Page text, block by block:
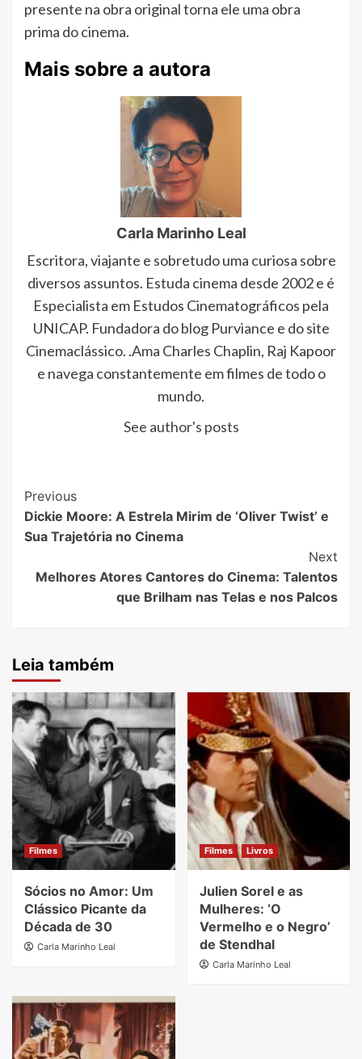
presente na obra original torna ele uma obra
prima do cinema.
Mais sobre a autora
Carla Marinho Leal
Escritora, viajante e sobretudo uma curiosa sobre
diversos assuntos. Estuda cinema desde 2002 e é
Especialista em Estudos Cinematográficos pela
UNICAP. Fundadora do blog Purviance e do site
Cinemaclássico. .Ama Charles Chaplin, Raj Kapoor
e navega constantemente em filmes de todo o
mundo.
See author's posts
Post
Navigation
Previous
Dickie Moore: A Estrela Mirim de ‘Oliver Twist’ e
Sua Trajetória no Cinema
Next
Melhores Atores Cantores do Cinema: Talentos
que Brilham nas Telas e nos Palcos
Leia também
Filmes
Sócios no Amor: Um
Clássico Picante da
Década de 30
Carla Marinho Leal
Filmes Livros
Julien Sorel e as
Mulheres: ‘O
Vermelho e o Negro’
de Stendhal
Carla Marinho Leal